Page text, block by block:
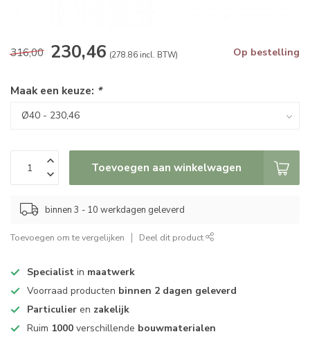
316,00 230,46 (278.86 incl. BTW) Op bestelling
Maak een keuze: *
Toevoegen aan winkelwagen
binnen 3 - 10 werkdagen geleverd
Toevoegen om te vergelijken Deel dit product
Specialist in maatwerk
Voorraad producten binnen 2 dagen geleverd
Particulier en zakelijk
Ruim 1000 verschillende bouwmaterialen